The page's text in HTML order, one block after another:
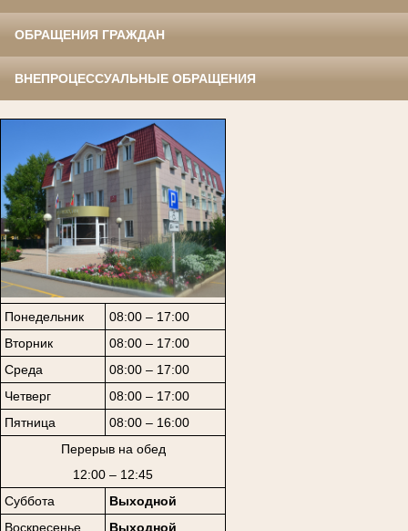
ОБРАЩЕНИЯ ГРАЖДАН
ВНЕПРОЦЕССУАЛЬНЫЕ ОБРАЩЕНИЯ
Понедельник
08:00 – 17:00
Вторник
08:00 – 17:00
Среда
08:00 – 17:00
Четверг
08:00 – 17:00
Пятница
08:00 – 16:00
Перерыв на обед
12:00 – 12:45
Суббота
Выходной
Воскресенье
Выходной